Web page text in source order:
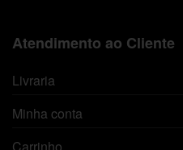
Atendimento ao Cliente
Livraria
Minha conta